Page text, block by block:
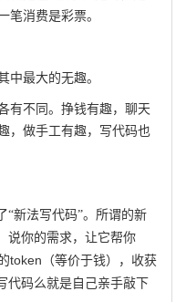
笔消费是彩票。
中最大的无趣。
有不同。挣钱有趣，聊天
，做手工有趣，写代码也
“新法写代码”。所谓的新
说你的需求，让它帮你
token （等价于钱），收获
代码么就是自己亲手敲下